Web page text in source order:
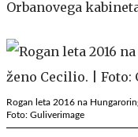
Orbanovega
Rogan leta 2016 na
Foto: Guliverimage